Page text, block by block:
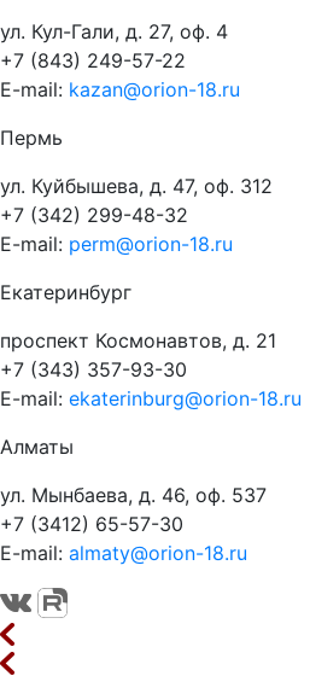
ул. Кул-Гали, д. 27, оф. 4
+7 (843) 249-57-22
E-mail: kazan@orion-18.ru
Пермь
ул. Куйбышева, д. 47, оф. 312
+7 (342) 299-48-32
E-mail: perm@orion-18.ru
Екатеринбург
проспект Космонавтов, д. 21
+7 (343) 357-93-30
E-mail: ekaterinburg@orion-18.ru
Алматы
ул. Мынбаева, д. 46, оф. 537
+7 (3412) 65-57-30
E-mail: almaty@orion-18.ru